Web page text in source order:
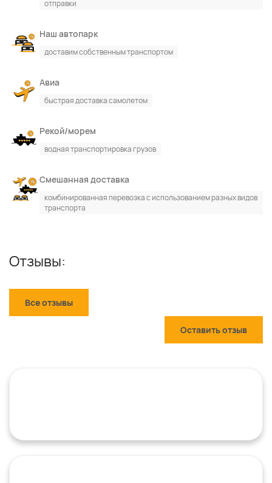
отправки
Наш автопарк
доставим собственным транспортом
Авиа
быстрая доставка самолетом
Рекой/морем
водная транспортировка грузов
Смешанная доставка
комбинированная перевозка с использованием разных видов
транспорта
Отзывы:
Все отзывы
Оставить отзыв
По каталогуПо сайту